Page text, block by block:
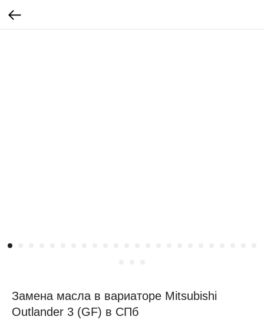
Замена масла в вариаторе Mitsubishi
Outlander 3 (GF) в СПб